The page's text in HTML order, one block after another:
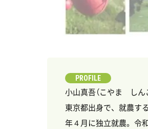
PROFILE
小山真吾（こやま しん
東京都出身で、就農す
年４月に独立就農。令